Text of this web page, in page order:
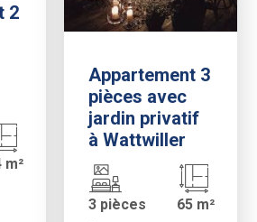
2
m²
Appartement 3
pièces avec
jardin privatif
à Wattwiller
3 pièces 65 m²